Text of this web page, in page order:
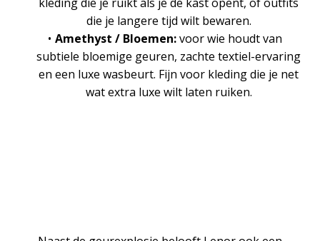
die je langere tijd wilt bewaren.
Amethyst / Bloemen:voor wie houdt van
subtiele bloemige geuren, zachte textiel-ervaring
en een luxe wasbeurt. Fijn voor kleding die je net
wat extra luxe wilt laten ruiken.